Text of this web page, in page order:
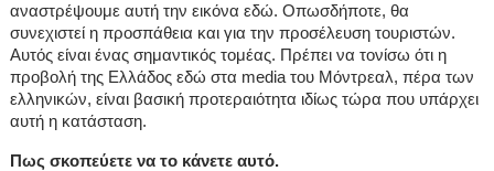
αναστρέψουμε αυτή την εικόνα εδώ. Οπωσδήποτε, θα
συνεχιστεί η προσπάθεια και για την προσέλευση τουριστών.
Αυτός είναι ένας σημαντικός τομέας. Πρέπει να τονίσω ότι η
προβολή της Ελλάδος εδώ στα media του Μόντρεαλ, πέρα των
ελληνικών, είναι βασική προτεραιότητα ιδίως τώρα που υπάρχει
αυτή η κατάσταση.
Πως σκοπεύετε να το κάνετε αυτό.